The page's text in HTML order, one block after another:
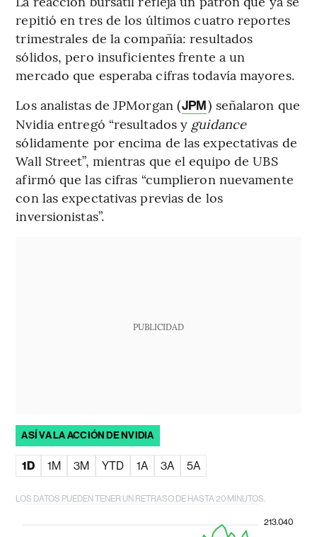
repitió en tres de los últimos cuatro reportes
trimestrales de la compañía: resultados
sólidos, pero insuficientes frente a un
mercado que esperaba cifras todavía mayores.
Los analistas de JPMorgan (JPM) señalaron que
Nvidia entregó “resultados y guidance
sólidamente por encima de las expectativas de
Wall Street”, mientras que el equipo de UBS
afirmó que las cifras “cumplieron nuevamente
con las expectativas previas de los
inversionistas”.
PUBLICIDAD
ASÍ VA LA ACCIÓN DE NVIDIA
1D 1M 3M YTD 1A 3A 5A
LOS DATOS PUEDEN TENER UN RETRASO DE HASTA 20 MINUTOS.
213.040